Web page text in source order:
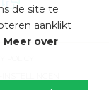
de site te
aanklikt
Meer over